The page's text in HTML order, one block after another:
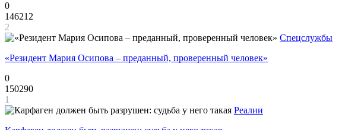
0
146212
2
Спецслужбы
«Резидент Мария Осипова – преданный, проверенный человек»
0
150290
1
Реалии